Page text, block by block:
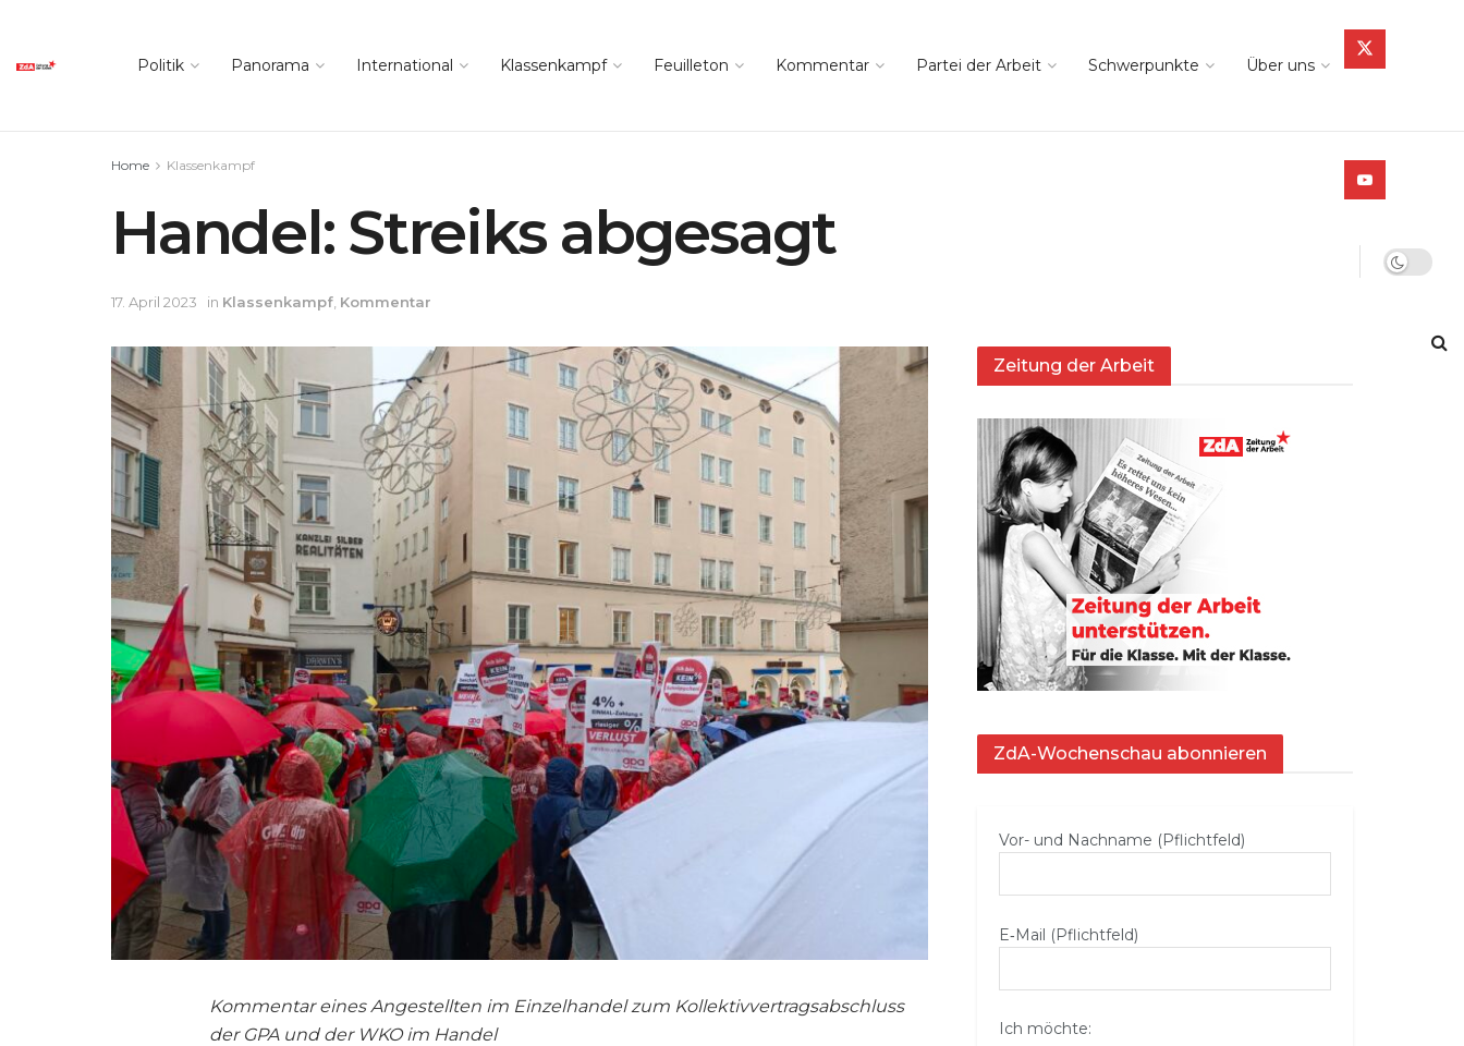
Politik Panorama International Klassenkampf Feuilleton Kommentar Partei der Arbeit Schwerpunkte Über uns
Home Klassenkampf
Handel: Streiks abgesagt
17. April 2023 in Klassenkampf, Kommentar
Kommentar eines Angestellten im Einzelhandel zum Kollektivvertragsabschluss
der GPA und der WKO im Handel
Zeitung der Arbeit
ZdA-Wochenschau abonnieren
Vor- und Nachname (Pflichtfeld)
E‑Mail (Pflichtfeld)
Ich möchte: